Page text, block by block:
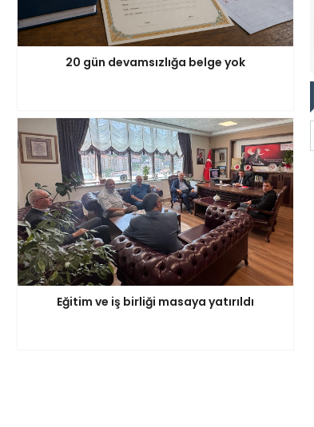
20 gün devamsızlığa belge yok
Eğitim ve iş birliği masaya yatırıldı